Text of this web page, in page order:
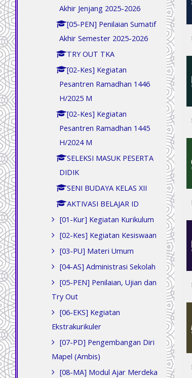
Akhir Jenjang 2025-2026
[05-PEN] Penilaian Sumatif
Akhir Semester 2025-2026
TRY OUT TKA
[02-Kes] Kegiatan
Pesantren Ramadhan 1446
H/2025 M
[02-Kes] Kegiatan
Pesantren Ramadhan 1445
H/2024 M
SELEKSI MASUK PESERTA
DIDIK
SENI BUDAYA KELAS XII
AKTIVASI BELAJAR ID
[01-Kur] Kegiatan Kurikulum
[02-Kes] Kegiatan Kesiswaan
[03-PU] Materi Umum
[04-AS] Administrasi Sekolah
[05-PEN] Penilaian, Ujian dan
Try Out
[06-EKS] Kegiatan
Ekstrakurikuler
[07-PD] Pengembangan Diri
Mapel (Ambis)
[08-MA] Modul Ajar Merdeka